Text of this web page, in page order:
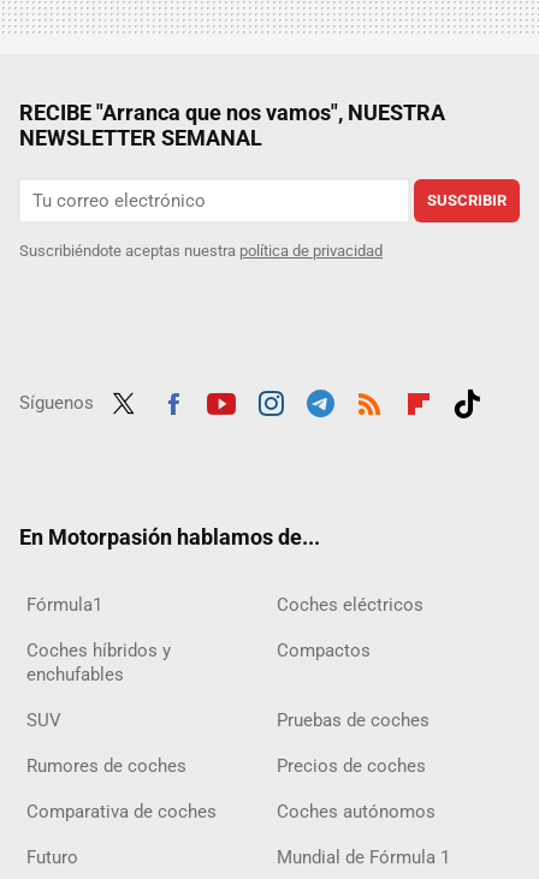
RECIBE "Arranca que nos vamos", NUESTRA
NEWSLETTER SEMANAL
SUSCRIBIR
Suscribiéndote aceptas nuestra política de privacidad
Síguenos
En Motorpasión hablamos de...
Fórmula1 Coches eléctricos
Coches híbridos y
enchufables
Compactos
SUV Pruebas de coches
Rumores de coches Precios de coches
Comparativa de coches Coches autónomos
Futuro Mundial de Fórmula 1